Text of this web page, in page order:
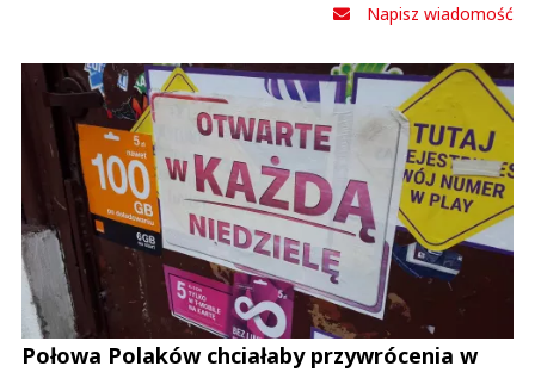
Napisz wiadomość
Połowa Polaków chciałaby przywrócenia w